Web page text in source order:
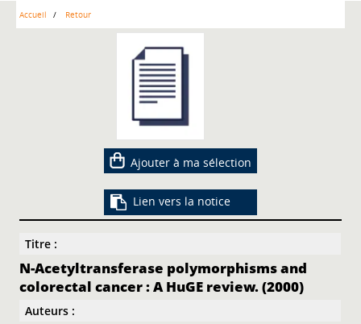
Accueil Retour
Ajouter à ma sélection
Lien vers la notice
Titre :
N-Acetyltransferase polymorphisms and
colorectal cancer : A HuGE review. (2000)
Auteurs :